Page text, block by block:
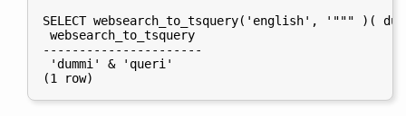
SELECT websearch_to_tsquery('english', '""" )(
websearch_to_tsquery
----------------------
'dummi' & 'queri'